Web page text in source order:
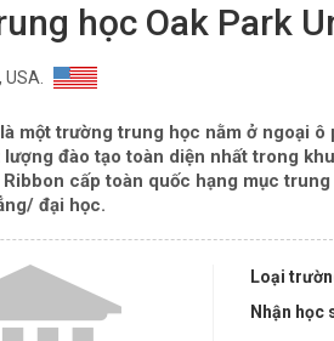
học Oak Park
một trường trung học nằm ở ngoại
đào tạo toàn diện nhất trong
cấp toàn quốc hạng mục
đại học.
Loại
Nhận học